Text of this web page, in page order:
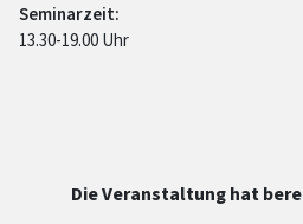
Seminarzeit:
13.30-19.00 Uhr
Die Veranstaltung hat